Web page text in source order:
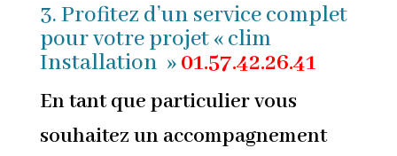
3. Profitez d’un service complet
pour votre projet « clim
Installation »01.57.42.26.41
En tant que particulier vous
souhaitez un accompagnement